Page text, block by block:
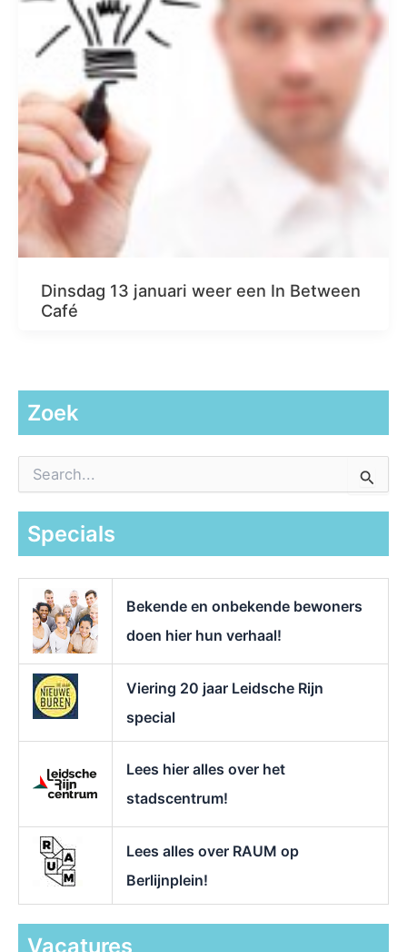
Dinsdag 13 januari weer een In Between
Café
Zoek
a
Specials
Bekende en onbekende bewoners
doen hier hun verhaal!
Viering 20 jaar Leidsche Rijn
special
Lees hier alles over het
stadscentrum!
Lees alles over RAUM op
Berlijnplein!
Vacatures